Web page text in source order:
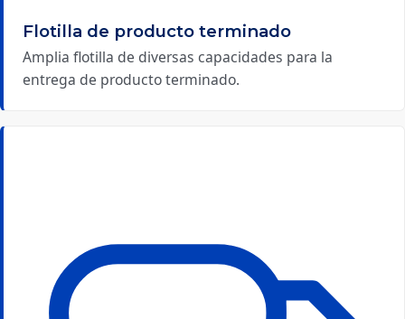
Flotilla de producto terminado
Amplia flotilla de diversas capacidades para la
entrega de producto terminado.